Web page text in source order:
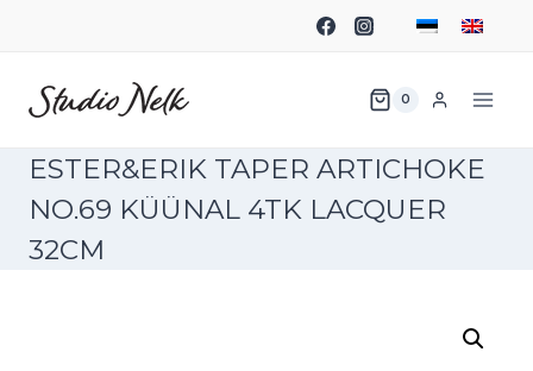
0
ESTER&ERIK TAPER ARTICHOKE
NO.69 KÜÜNAL 4TK LACQUER
32CM